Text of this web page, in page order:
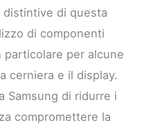
di questa
di componenti
particolare per alcune
cerniera e il display.
Samsung di ridurre i
compromettere la